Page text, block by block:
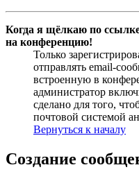
Когда я щёлкаю по
на конференцию!
Только
отправлять email-
встроенную в
администратор
сделано для того,
почтовой системой
Вернуться к началу
Создание